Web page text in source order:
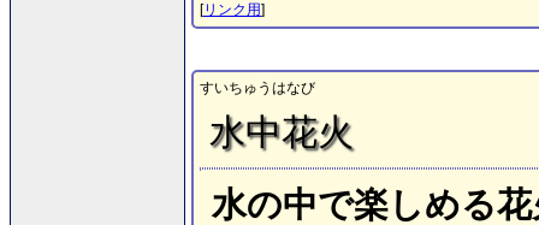
[リンク用]
すいちゅうはなび
水中花火
水の中で楽しめる